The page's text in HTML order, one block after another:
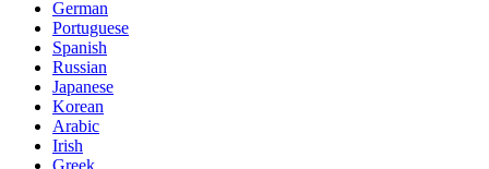
German
Portuguese
Spanish
Russian
Japanese
Korean
Arabic
Irish